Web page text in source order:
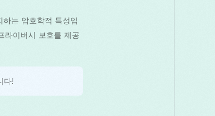
는 암호학적 특성입
라이버시 보호를 제공
다!